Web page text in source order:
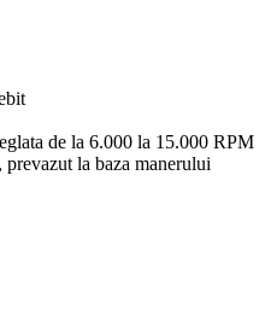
de la 6.000 la 15.000 RPM
la baza manerului